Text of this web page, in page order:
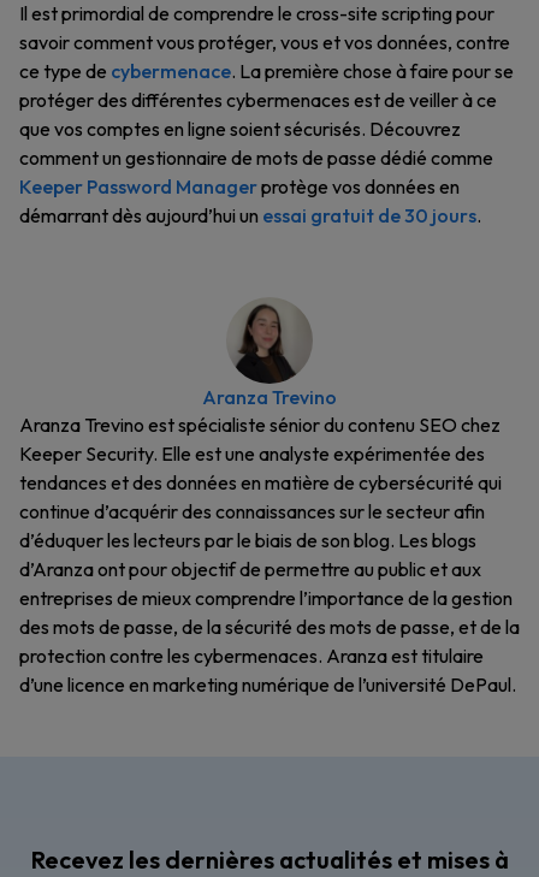
Il est primordial de comprendre le cross-site scripting pour
savoir comment vous protéger, vous et vos données, contre
ce type de cybermenace. La première chose à faire pour se
protéger des différentes cybermenaces est de veiller à ce
que vos comptes en ligne soient sécurisés. Découvrez
comment un gestionnaire de mots de passe dédié comme
Keeper Password Managerprotège vos données en
démarrant dès aujourd’hui un essai gratuit de 30 jours.
Aranza Trevino
Aranza Trevino est spécialiste sénior du contenu SEO chez
Keeper Security. Elle est une analyste expérimentée des
tendances et des données en matière de cybersécurité qui
continue d’acquérir des connaissances sur le secteur afin
d’éduquer les lecteurs par le biais de son blog. Les blogs
d’Aranza ont pour objectif de permettre au public et aux
entreprises de mieux comprendre l’importance de la gestion
des mots de passe, de la sécurité des mots de passe, et de la
protection contre les cybermenaces. Aranza est titulaire
d’une licence en marketing numérique de l’université DePaul.
Recevez les dernières actualités et mises à